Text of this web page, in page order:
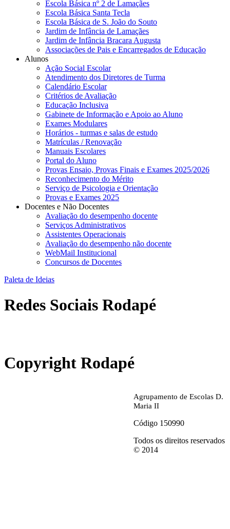
Escola Básica nº 2 de Lamaçães
Escola Básica Santa Tecla
Escola Básica de S. João do Souto
Jardim de Infância de Lamaçães
Jardim de Infância Bracara Augusta
Associações de Pais e Encarregados de Educação
Alunos
Ação Social Escolar
Atendimento dos Diretores de Turma
Calendário Escolar
Critérios de Avaliação
Educação Inclusiva
Gabinete de Informação e Apoio ao Aluno
Exames Modulares
Horários - turmas e salas de estudo
Matrículas / Renovação
Manuais Escolares
Portal do Aluno
Provas Ensaio, Provas Finais e Exames 2025/2026
Reconhecimento do Mérito
Serviço de Psicologia e Orientação
Provas e Exames 2025
Docentes e Não Docentes
Avaliação do desempenho docente
Serviços Administrativos
Assistentes Operacionais
Avaliação do desempenho não docente
WebMail Institucional
Concursos de Docentes
Paleta de Ideias
Redes Sociais Rodapé
Copyright Rodapé
Agrupamento de Escolas D.
Maria II
Código 150990
Todos os direitos reservados
© 2014